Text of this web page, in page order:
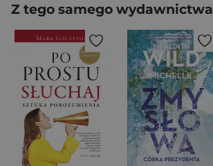
Z tego samego wydawnictwa